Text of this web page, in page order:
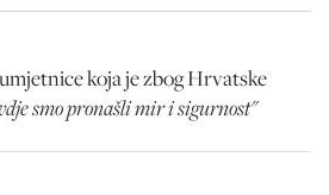
umjetnice koja je zbog Hrvatske
smo pronašli mir i sigurnost"